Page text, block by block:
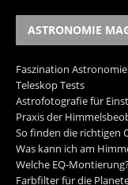
ASTRONOMIE
Faszination Astronomie
Teleskop Tests
Astrofotografie für
Praxis der
So finden die richtigen
Was kann ich am
Welche EQ-
Farbfilter für die